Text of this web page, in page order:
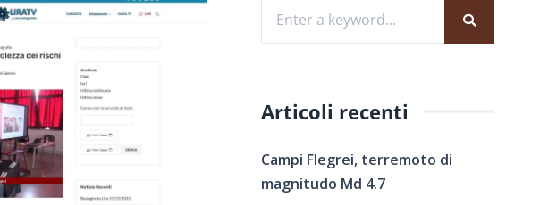
Articoli recenti
Campi Flegrei, terremoto di
magnitudo Md 4.7